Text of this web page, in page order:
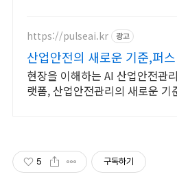
https://pulseai.kr 광고
산업안전의 새로운 기준,퍼스
현장을 이해하는 AI 산업안전관
랫폼, 산업안전관리의 새로운 기
5 구독하기